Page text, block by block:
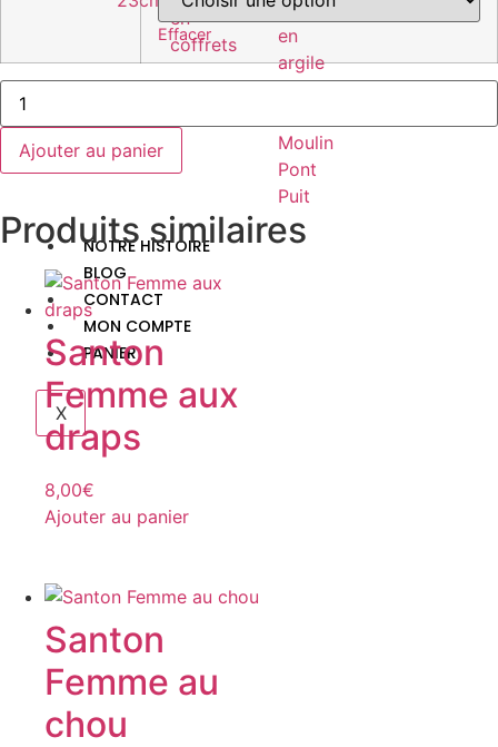
en
coffrets
Maison
en
argile
Moulin
Pont
Puit
NOTRE HISTOIRE
BLOG
CONTACT
MON COMPTE
PANIER
X
Effacer
Ajouter au panier
Produits similaires
Santon
Femme aux
draps
8,00€
Ajouter au panier
Santon
Femme au
chou